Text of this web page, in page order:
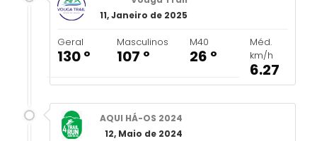
11, Janeiro de 2025
Geral
130 º
Masculinos
107 º
M40
26 º
Méd.
km/h
6.27
AQUI HÁ-OS 2024
12, Maio de 2024